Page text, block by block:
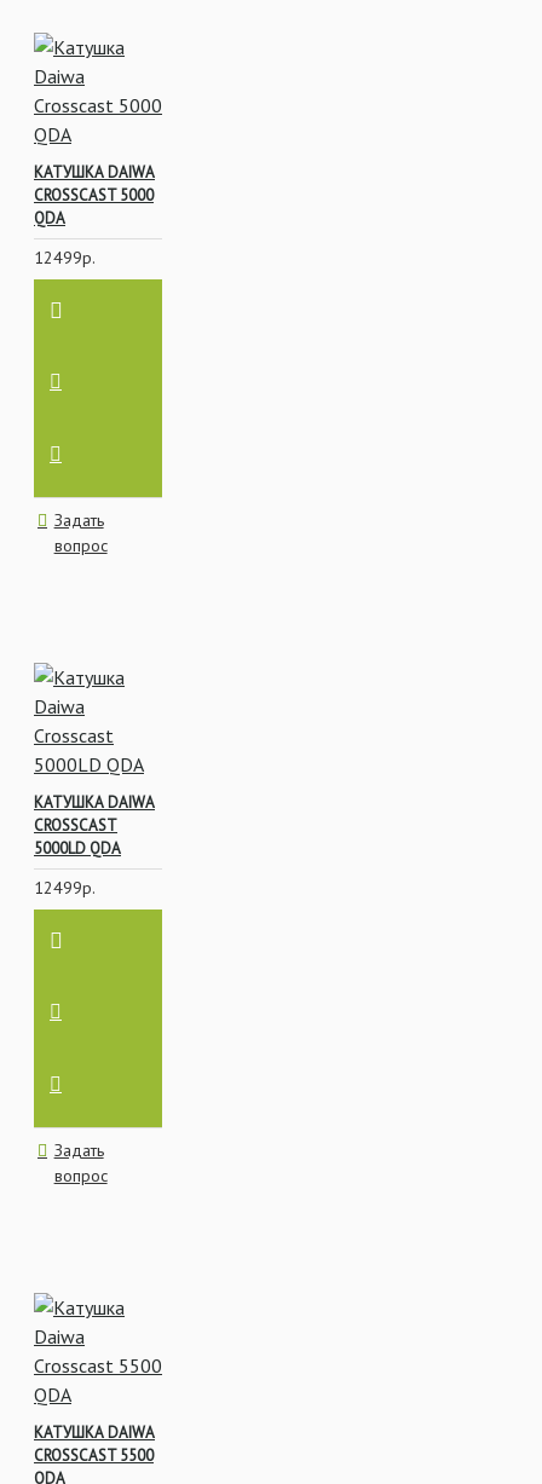
фрикционом или
бейтраннером.
КАТУШКА DAIWA
CROSSCAST 5000
QDA
12499р.
Задать
вопрос
КАТУШКА DAIWA
CROSSCAST
5000LD QDA
12499р.
Задать
вопрос
КАТУШКА DAIWA
CROSSCAST 5500
QDA